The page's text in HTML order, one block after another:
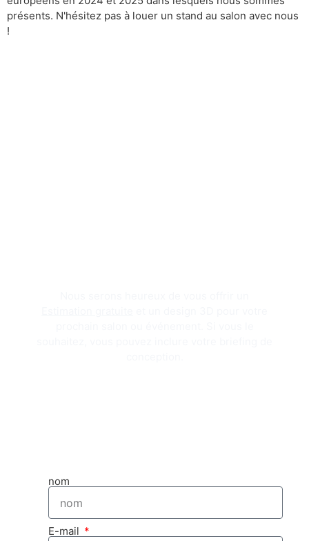
présents. N'hésitez pas à louer un stand au salon avec nous
!
nom
E-mail